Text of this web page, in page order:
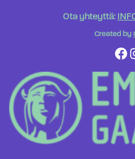
Ota yhteyttä:
Created by